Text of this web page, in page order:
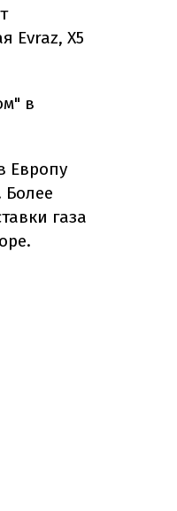
Evraz, Х5
в
Европу
Более
газа